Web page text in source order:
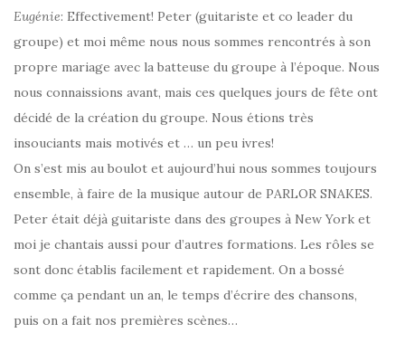
Eugénie: Effectivement! Peter (guitariste et co leader du
groupe) et moi même nous nous sommes rencontrés à son
propre mariage avec la batteuse du groupe à l’époque. Nous
nous connaissions avant, mais ces quelques jours de fête ont
décidé de la création du groupe. Nous étions très
insouciants mais motivés et … un peu ivres!
On s’est mis au boulot et aujourd’hui nous sommes toujours
ensemble, à faire de la musique autour de PARLOR SNAKES.
Peter était déjà guitariste dans des groupes à New York et
moi je chantais aussi pour d’autres formations. Les rôles se
sont donc établis facilement et rapidement. On a bossé
comme ça pendant un an, le temps d’écrire des chansons,
puis on a fait nos premières scènes…